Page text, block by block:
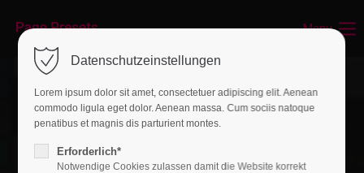
Menu
Datenschutzeinstellungen
Lorem ipsum dolor sit amet, consectetuer adipiscing elit. Aenean
commodo ligula eget dolor. Aenean massa. Cum sociis natoque
penatibus et magnis dis parturient montes.
Erforderlich*
Notwendige Cookies zulassen damit die Website korrekt